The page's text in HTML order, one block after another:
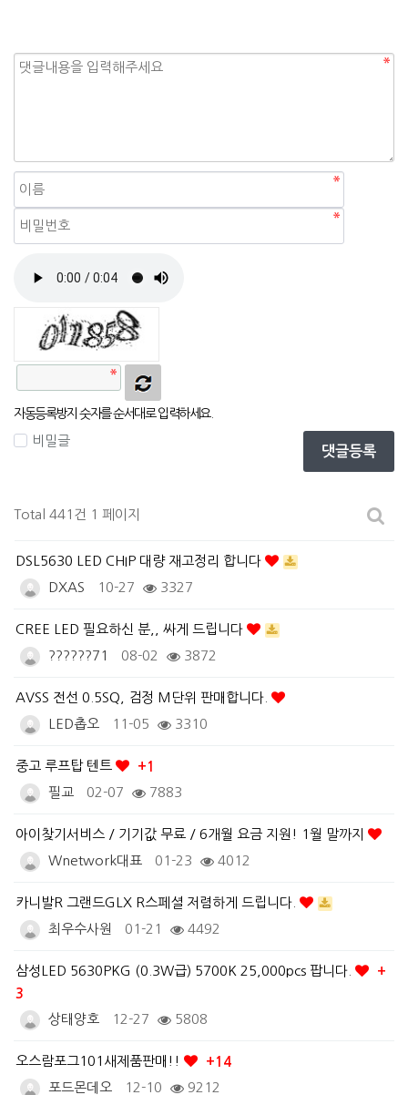
자동등록방지 숫자를 순서대로 입력하세요.
비밀글
댓글등록
Total 441건 1 페이지
DSL5630 LED CHIP 대량 재고정리 합니다
DXAS
10-27 3327
CREE LED 필요하신 분,, 싸게 드립니다
??????71
08-02 3872
AVSS 전선 0.5SQ, 검정 M단위 판매합니다.
LED촙오
11-05 3310
중고 루프탑 텐트
+1
필교
02-07 7883
아이찾기서비스 / 기기값 무료 / 6개월 요금 지원! 1월 말까지
Wnetwork대표
01-23 4012
카니발R 그랜드GLX R스페셜 저렴하게 드립니다.
최우수사원
01-21 4492
삼성LED 5630PKG (0.3W급) 5700K 25,000pcs 팝니다.
+
3
상태양호
12-27 5808
오스람포그101새제품판매!!
+14
포드몬데오
12-10 9212